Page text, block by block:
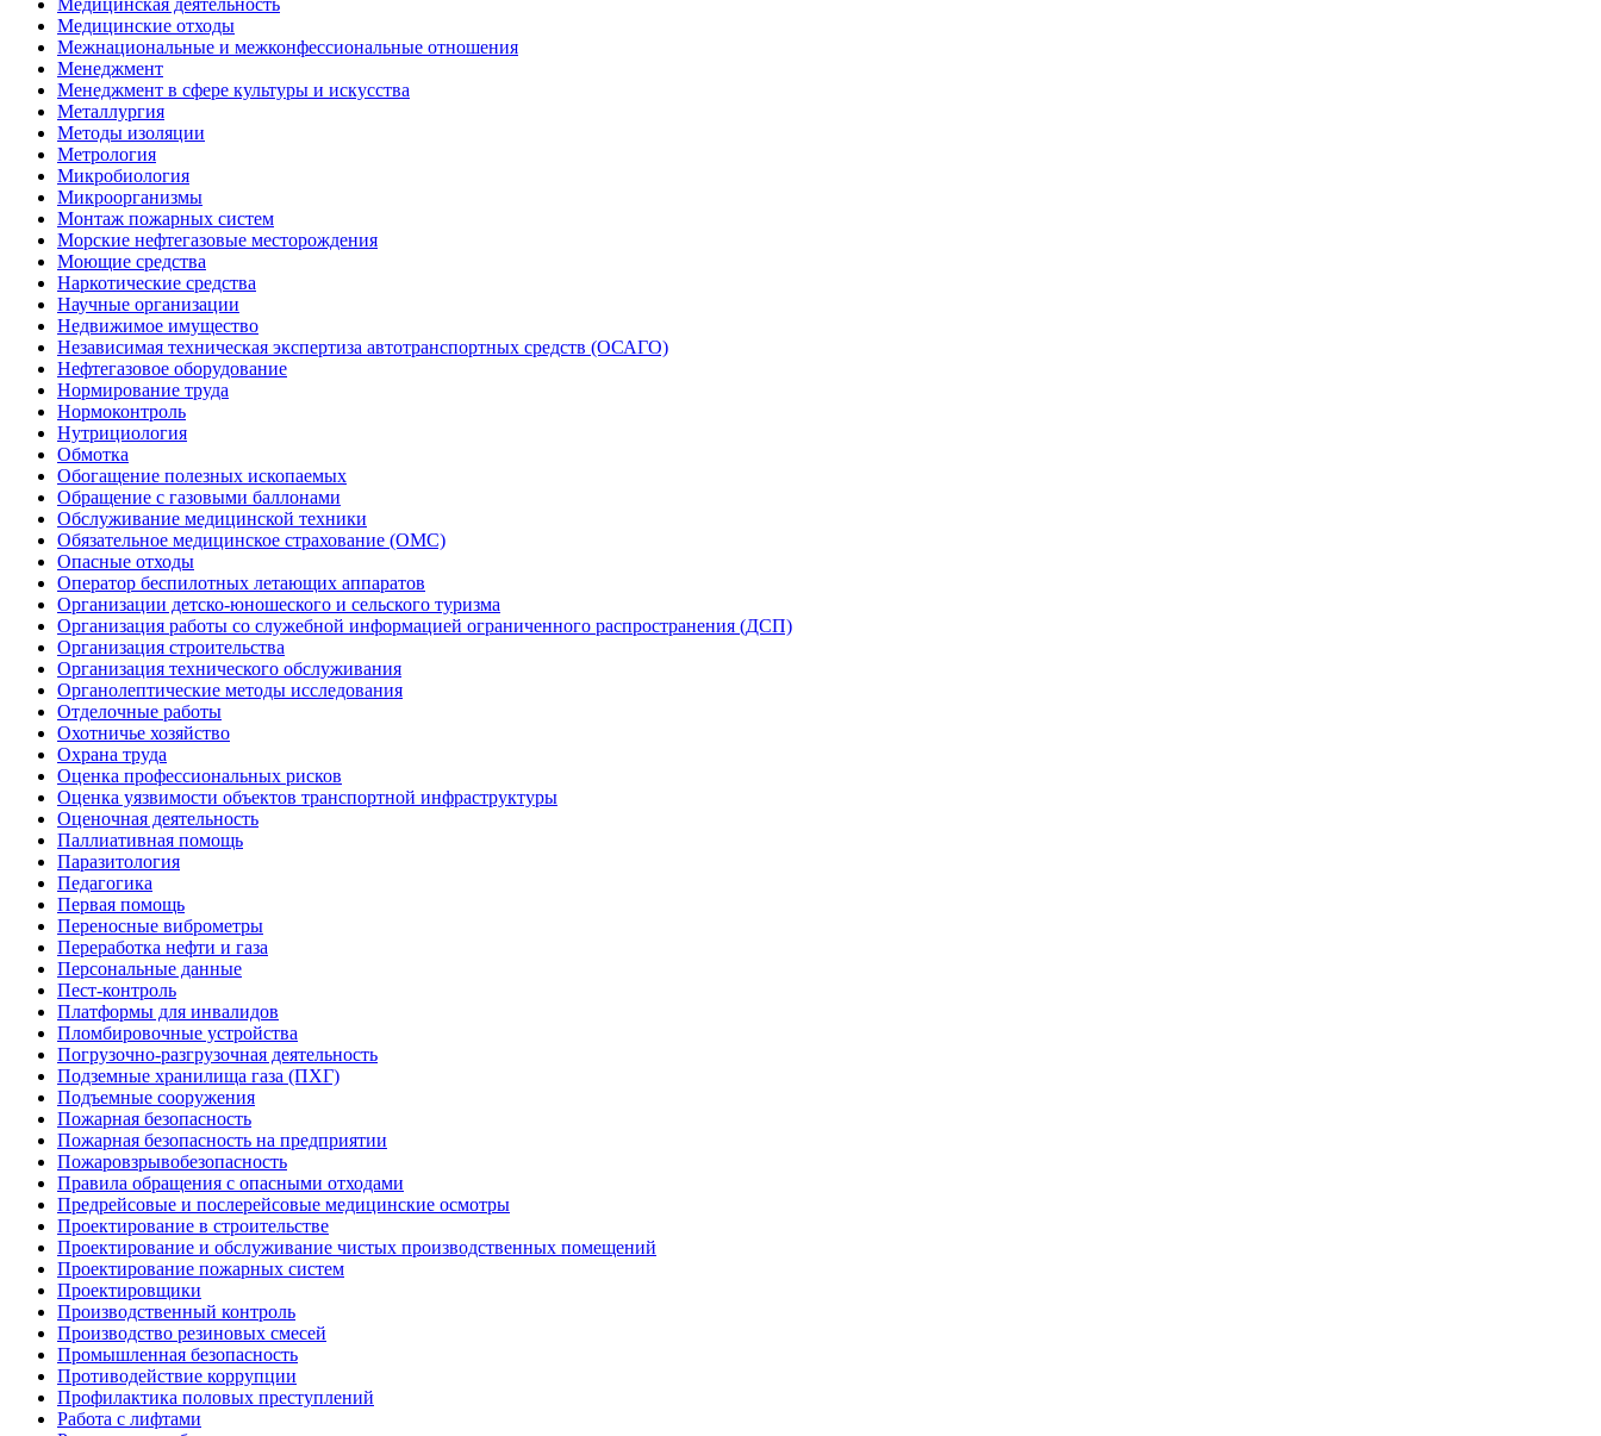
Медицинская деятельность
Медицинские отходы
Межнациональные и межконфессиональные отношения
Менеджмент
Менеджмент в сфере культуры и искусства
Металлургия
Методы изоляции
Метрология
Микробиология
Микроорганизмы
Монтаж пожарных систем
Морские нефтегазовые месторождения
Моющие средства
Наркотические средства
Научные организации
Недвижимое имущество
Независимая техническая экспертиза автотранспортных средств (ОСАГО)
Нефтегазовое оборудование
Нормирование труда
Нормоконтроль
Нутрициология
Обмотка
Обогащение полезных ископаемых
Обращение с газовыми баллонами
Обслуживание медицинской техники
Обязательное медицинское страхование (ОМС)
Опасные отходы
Оператор беспилотных летающих аппаратов
Организации детско-юношеского и сельского туризма
Организация работы со служебной информацией ограниченного распространения (ДСП)
Организация строительства
Организация технического обслуживания
Органолептические методы исследования
Отделочные работы
Охотничье хозяйство
Охрана труда
Оценка профессиональных рисков
Оценка уязвимости объектов транспортной инфраструктуры
Оценочная деятельность
Паллиативная помощь
Паразитология
Педагогика
Первая помощь
Переносные виброметры
Переработка нефти и газа
Персональные данные
Пест-контроль
Платформы для инвалидов
Пломбировочные устройства
Погрузочно-разгрузочная деятельность
Подземные хранилища газа (ПХГ)
Подъемные сооружения
Пожарная безопасность
Пожарная безопасность на предприятии
Пожаровзрывобезопасность
Правила обращения с опасными отходами
Предрейсовые и послерейсовые медицинские осмотры
Проектирование в строительстве
Проектирование и обслуживание чистых производственных помещений
Проектирование пожарных систем
Проектировщики
Производственный контроль
Производство резиновых смесей
Промышленная безопасность
Противодействие коррупции
Профилактика половых преступлений
Работа с лифтами